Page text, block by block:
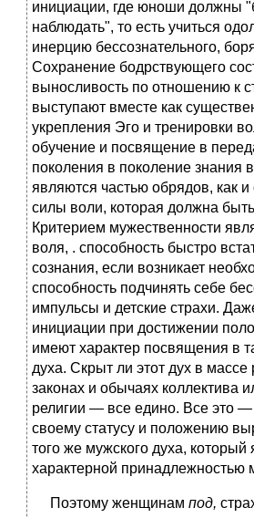
инициации, где юноши должны
наблюдать", то есть учиться
инерцию бессознательного,
Сохранение бодрствующего
выносливость по отношению к
выступают вместе как
укрепления Эго и тренировки
обучение и посвящение в
поколения в поколение знания
являются частью обрядов, как и
силы воли, которая должна
Критерием мужественности
воля, . способность быстро
сознания, если возникает
способность подчинять себе
импульсы и детские страхи.
инициации при достижении
имеют характер посвящения в
духа. Скрыт ли этот дух в
законах и обычаях коллектива
религии — все едино. Все это
своему статусу и положению
того же мужского духа, который
характерной принадлежностью
Поэтому женщинам под,